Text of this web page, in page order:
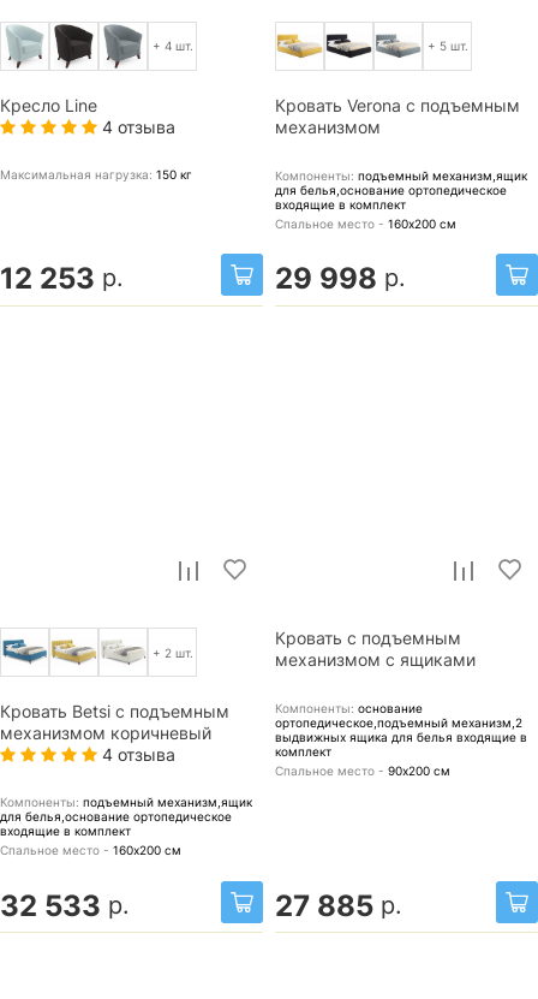
+ 4 шт.
Кресло Line
4 отзыва
Максимальная нагрузка: 150 кг
12 253 р.
+ 5 шт.
Кровать Verona с подъемным
механизмом
Компоненты: подъемный механизм,ящик
для белья,основание ортопедическое
входящие в комплект
Спальное место - 160х200 см
29 998 р.
+ 2 шт.
Кровать Betsi с подъемным
механизмом коричневый
4 отзыва
Компоненты: подъемный механизм,ящик
для белья,основание ортопедическое
входящие в комплект
Спальное место - 160х200 см
32 533 р.
Кровать с подъемным
механизмом с ящиками
Компоненты: основание
ортопедическое,подъемный механизм,2
выдвижных ящика для белья входящие в
комплект
Спальное место - 90х200 см
27 885 р.